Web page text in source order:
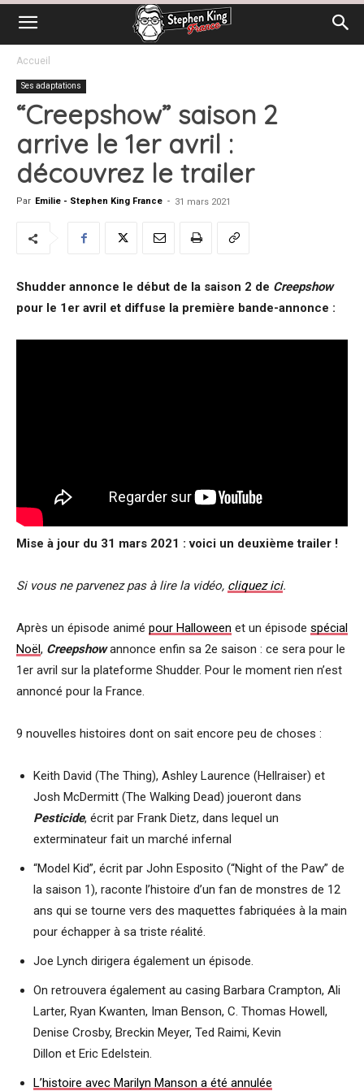
Accueil
Ses adaptations
“Creepshow” saison 2
arrive le 1er avril :
découvrez le trailer
Par Emilie - Stephen King France - 31 mars 2021
Shudder annonce le début de la saison 2 de Creepshow
pour le 1er avril et diffuse la première bande-annonce :
Mise à jour du 31 mars 2021 : voici un deuxième trailer !
Si vous ne parvenez pas à lire la vidéo, cliquez ici.
Après un épisode animé pour Halloween et un épisode spécial
Noël, Creepshowannonce enfin sa 2e saison : ce sera pour le
1er avril sur la plateforme Shudder. Pour le moment rien n’est
annoncé pour la France.
9 nouvelles histoires dont on sait encore peu de choses :
Keith David (The Thing), Ashley Laurence (Hellraiser) et
Josh McDermitt (The Walking Dead) joueront dans
Pesticide, écrit par Frank Dietz, dans lequel un
exterminateur fait un marché infernal
“Model Kid”, écrit par John Esposito (“Night of the Paw” de
la saison 1), raconte l’histoire d’un fan de monstres de 12
ans qui se tourne vers des maquettes fabriquées à la main
pour échapper à sa triste réalité.
Joe Lynch dirigera également un épisode.
On retrouvera également au casing Barbara Crampton, Ali
Larter, Ryan Kwanten, Iman Benson, C. Thomas Howell,
Denise Crosby, Breckin Meyer, Ted Raimi, Kevin
Dillon et Eric Edelstein.
L’histoire avec Marilyn Manson a été annulée